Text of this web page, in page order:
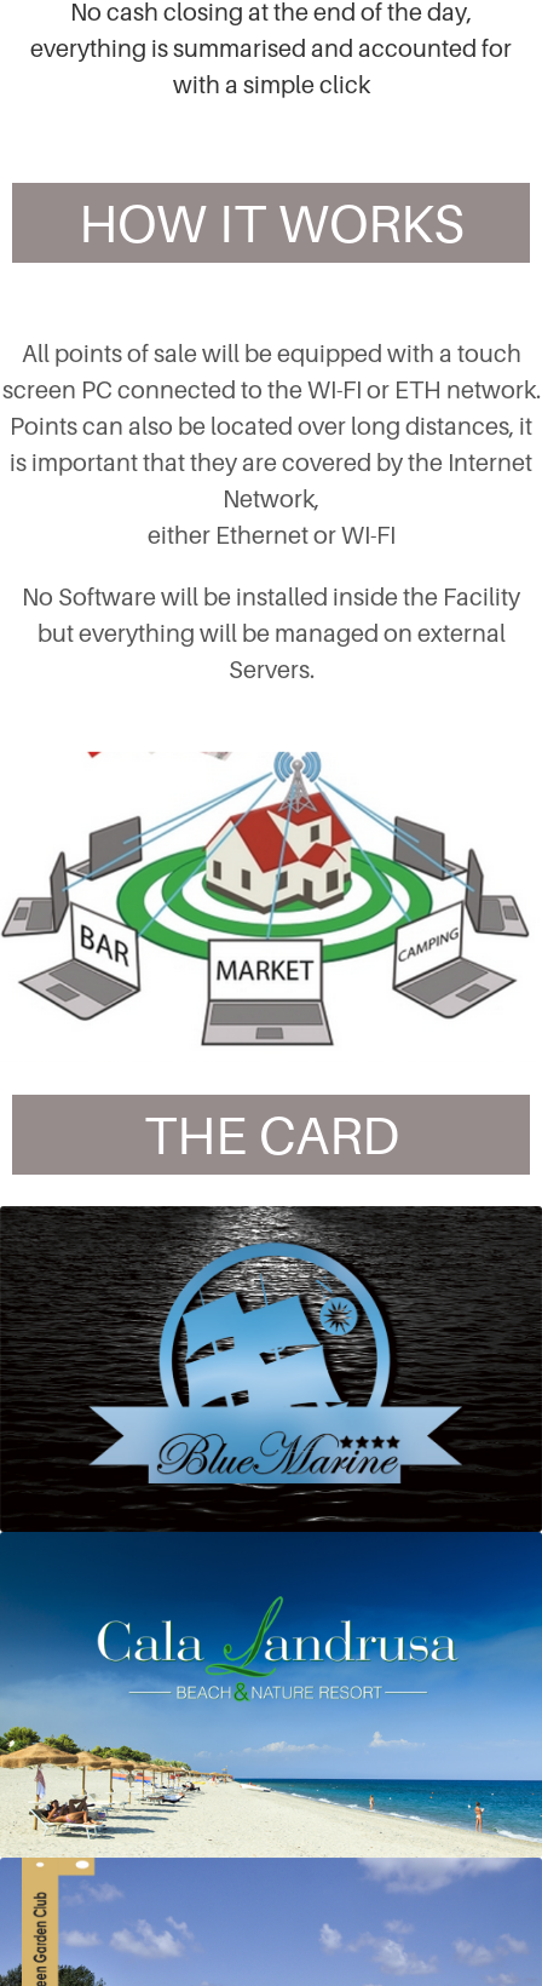
No cash closing at the end of the day,
everything is summarised and accounted for
with a simple click
HOW IT WORKS
All points of sale will be equipped with a touch
screen PC connected to the WI-FI or ETH network.
Points can also be located over long distances, it
is important that they are covered by the Internet
Network,
either Ethernet or WI-FI
No Software will be installed inside the Facility
but everything will be managed on external
Servers.
THE CARD